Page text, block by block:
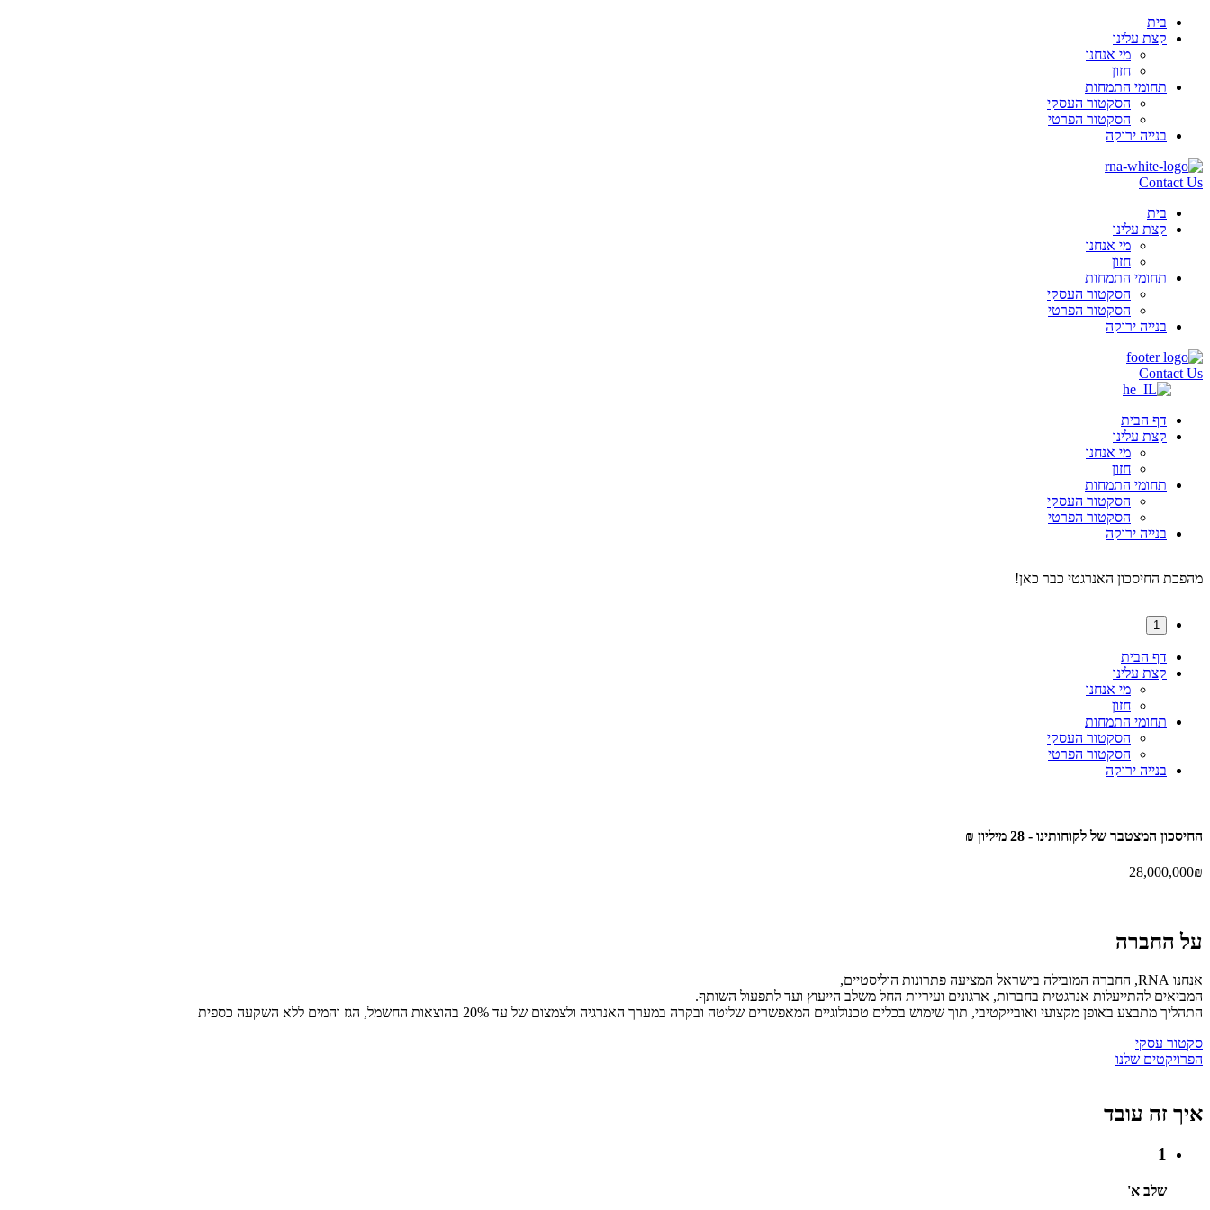
בית
קצת עלינו
מי אנחנו
חזון
תחומי התמחות
הסקטור העסקי
הסקטור הפרטי
בנייה ירוקה
Contact Us
בית
קצת עלינו
מי אנחנו
חזון
תחומי התמחות
הסקטור העסקי
הסקטור הפרטי
בנייה ירוקה
Contact Us
דף הבית
קצת עלינו
מי אנחנו
חזון
תחומי התמחות
הסקטור העסקי
הסקטור הפרטי
בנייה ירוקה
מהפכת החיסכון האנרגטי כבר כאן!
1
דף הבית
קצת עלינו
מי אנחנו
חזון
תחומי התמחות
הסקטור העסקי
הסקטור הפרטי
בנייה ירוקה
החיסכון המצטבר של לקוחותינו -
28,000,000₪
על החברה
אנחנו RNA, החברה המובילה בישראל המציעה פתרונות הוליסטיים,
המביאים להתייעלות אנרגטית בחברות, ארגונים ועיריות החל משלב הייעוץ ועד לתפעול השותף.
התהליך מתבצע באופן מקצועי ואובייקטיבי, תוך שימוש בכלים טכנולוגיים המאפשרים שליטה ובקרה במערך האנרגיה ולצמצום של עד 20% בהוצאות החשמל, הגז והמים ללא השקעה כספית
סקטור עסקי
הפרויקטים שלנו
איך זה עובד
1
שלב א'